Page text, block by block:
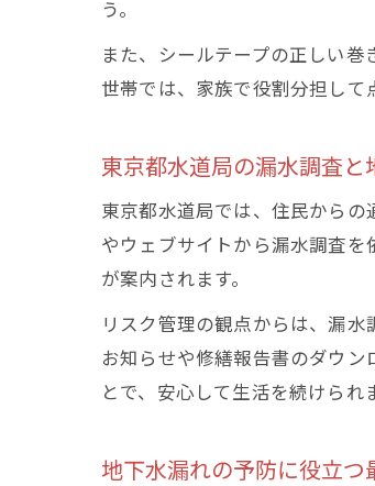
う。
また、シールテープの正しい
世帯では、家族で役割分担して
東京都水道局の漏水調査
東京都水道局では、住民から
やウェブサイトから漏水調査
が案内されます。
リスク管理の観点からは、漏
お知らせや修繕報告書のダウ
とで、安心して生活を続けられ
地下水漏れの予防に役立